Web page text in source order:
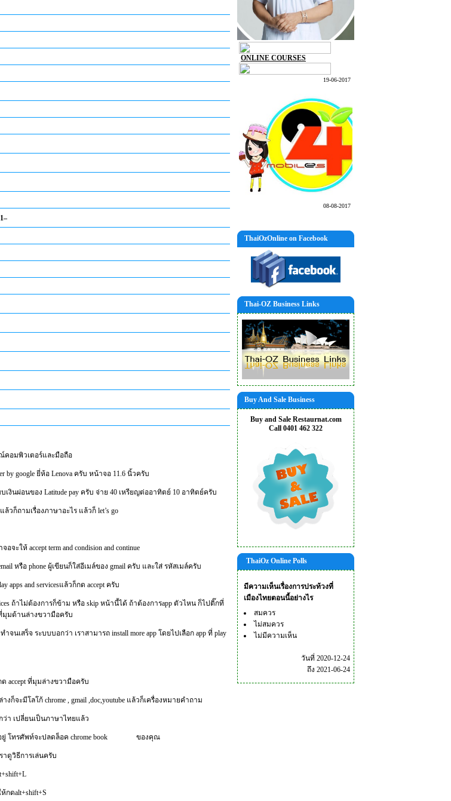
คอมพิวเตอร์และมือถือ
by google ยี่ห้อ Lenova ครับ หน้าจอ 11.6 นิ้วครับ
เงินผ่อนของ Latitude pay ครับ จ่าย 40 เหรียญต่ออาทิตย์ 10 อาทิตย์ครับ
วก็ถามเรื่องภาษาอะไร แล้วก็ let’s go
ให้ accept term and condision and continue
หรือ phone ผู้เขียนก็ใส่อีเมล์ของ gmail ครับ และใส่ รหัสเมล์ครับ
and servicesแล้วก็กด accept ครับ
ถ้าไม่ต้องการก็ข้าม หรือ skip หน้านี้ได้ ถ้าต้องการapp ตัวไหน ก็ไปติ๊กที่
ที่มุมด้านล่างขวามือครับ
จนเสร็จ ระบบบอกว่า เราสามารถ install more app โดยไปเลือก app ที่ play
ด accept ที่มุมล่างขวามือครับ
ก็จะมีโลโก้ chrome , gmail ,doc,youtube แล้วก็เครื่องหมายคำถาม
ปลี่ยนเป็นภาษาไทยแล้ว
โทรศัพท์จะปลดล็อค chrome book ของคุณ
ดูวิธีการเล่นครับ
ดalt+shift+S
ONLINE COURSES
19-06-2017
08-08-2017
ThaiOzOnline on Facebook
Thai-OZ Business Links
Buy And Sale Business
Buy and Sale Restaurnat.com
Call 0401 462 322
ThaiOz Online Polls
มีความเห็นเรื่องการประท้วงที่
เมืองไทยตอนนี้อย่างไร
สมควร
ไม่สมควร
ไม่มีความเห็น
วันที่ 2020-12-24
ถึง 2021-06-24